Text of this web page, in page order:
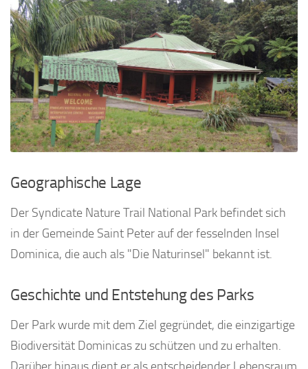
Geographische Lage
Der Syndicate Nature Trail National Park befindet sich
in der Gemeinde Saint Peter auf der fesselnden Insel
Dominica, die auch als "Die Naturinsel" bekannt ist.
Geschichte und Entstehung des Parks
Der Park wurde mit dem Ziel gegründet, die einzigartige
Biodiversität Dominicas zu schützen und zu erhalten.